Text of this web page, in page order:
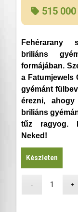
515 000
Fehérarany
briliáns
formájában.
a Fatumjewels
gyémánt
érezni,
briliáns
tűz ragyog.
Neked!
Készleten